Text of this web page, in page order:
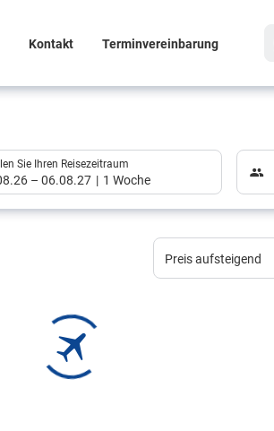
Kontakt Terminvereinbarung
Sie Ihren Reisezeitraum
– 06.08.27 1 Woche
Preis aufsteigend